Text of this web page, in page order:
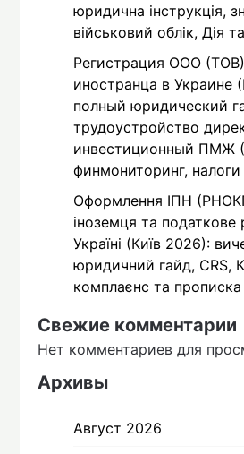
юридична інструкція,
військовий облік, Дія
Регистрация ООО
иностранца в Украине
полный юридический
трудоустройство
инвестиционный ПМЖ
финмониторинг,
Оформлення ІПН
іноземця та податкове
Україні (Київ 2026):
юридичний гайд, CRS,
комплаєнс та прописка
Свежие комментарии
Нет комментариев для
Архивы
Август 2026